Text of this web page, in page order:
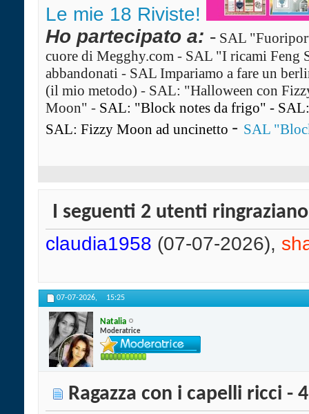
Le mie 18 Riviste!
Ho partecipato a: - SAL
cuore di Megghy.com - SAL "I ricami Feng
abbandonati - SAL Impariamo a fare un
(il mio metodo) - SAL: "Halloween con
Moon" - SAL: "Block notes da frigo" -
SAL: Fizzy Moon ad uncinetto - SAL
I seguenti 2 utenti
claudia1958 (07-07-2026),
07-07-2026, 15:25
Natalia
Moderatrice
Ragazza con i capelli ricci -